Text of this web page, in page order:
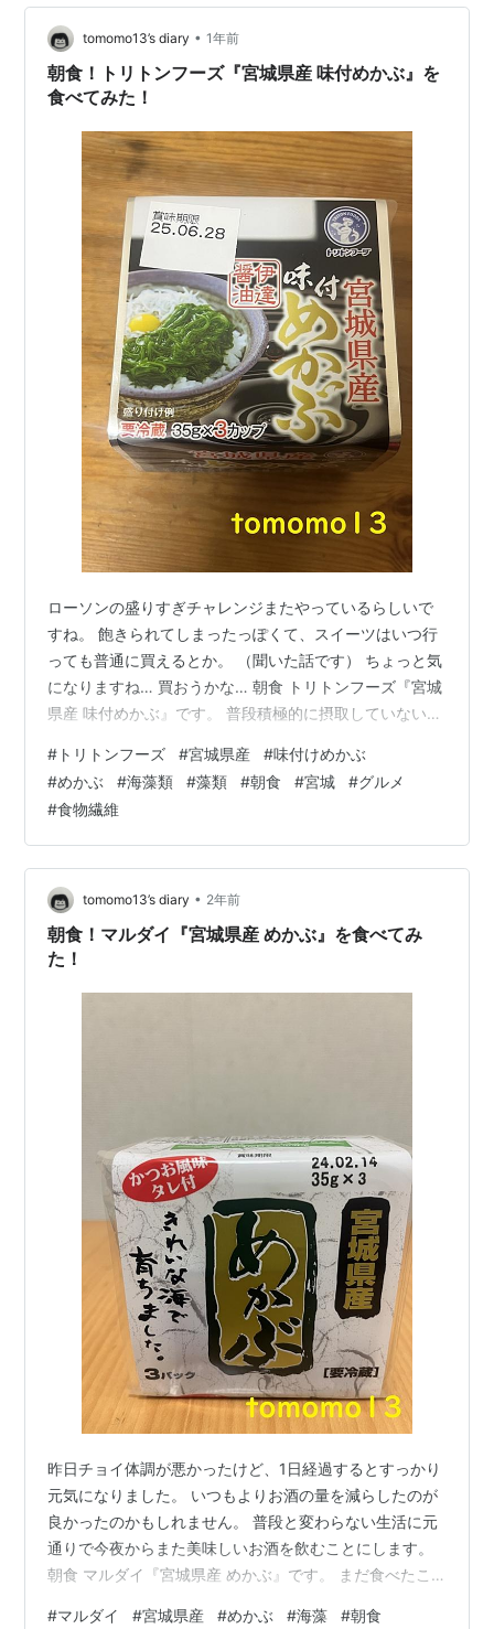
tomomo13’s diary • 1年前
朝食！トリトンフーズ『宮城県産 味付めかぶ』を
食べてみた！
ローソンの盛りすぎチャレンジまたやっているらしいで
すね。 飽きられてしまったっぽくて、スイーツはいつ行
っても普通に買えるとか。 （聞いた話です） ちょっと気
になりますね… 買おうかな… 朝食 トリトンフーズ『宮城
県産 味付めかぶ』です。 普段積極的に摂取していない海
てみました。 ミネラルも含んでいるので多分今の時期に
ピッタリの食材だと思う。 『宮城県産 味付めかぶ』は宮
城県産のめかぶに宮城蔵元本醸造醤油で味付けしたこだ
わりのめかぶです。 税込み214円。 裏面。 製造者はトリ
トンフーズ。 味付けはかつおぶしだし、魚醤、かつおぶ
しエキスが入った…
# トリトンフーズ #宮城県産 #味付けめかぶ
#めかぶ #海藻類 #藻類 #朝食 #宮城 #グルメ
#食物繊維
tomomo13’s diary • 2年前
朝食！マルダイ『宮城県産 めかぶ』を食べてみ
た！
昨日チョイ体調が悪かったけど、1日経過するとすっかり
元気になりました。 いつもよりお酒の量を減らしたのが
良かったのかもしれません。 普段と変わらない生活に元
通りで今夜からまた美味しいお酒を飲むことにします。
朝食 マルダイ『宮城県産 めかぶ』です。 まだ食べたこ
#マルダイ #宮城県産 #めかぶ #海藻 #朝食